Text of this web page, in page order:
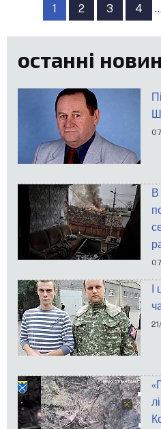
сторінки
Сторінка
1 Сторінка
2 Сторінка
3 4
останні
В